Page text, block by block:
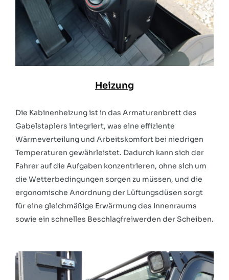
Heizung
Die Kabinenheizung ist in das Armaturenbrett des
Gabelstaplers integriert, was eine effiziente
Wärmeverteilung und Arbeitskomfort bei niedrigen
Temperaturen gewährleistet. Dadurch kann sich der
Fahrer auf die Aufgaben konzentrieren, ohne sich um
die Wetterbedingungen sorgen zu müssen, und die
ergonomische Anordnung der Lüftungsdüsen sorgt
für eine gleichmäßige Erwärmung des Innenraums
sowie ein schnelles Beschlagfreiwerden der Scheiben.